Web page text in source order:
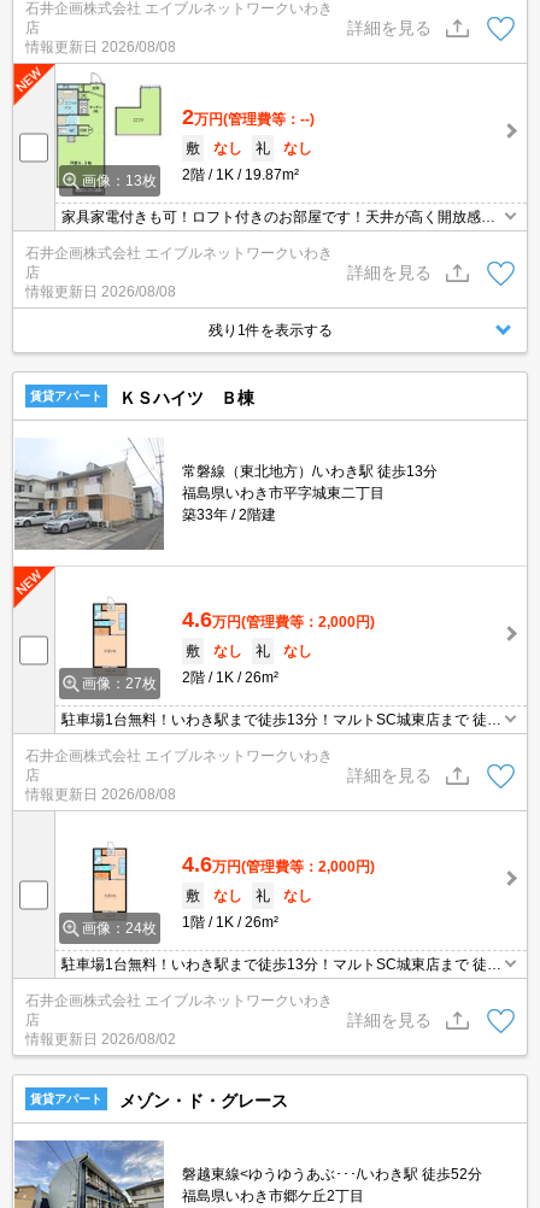
石井企画株式会社 エイブルネットワークいわき
店
情報更新日 2026/08/08
詳細を見る
画像：13枚
2万円(管理費等：--)
敷
なし 礼
なし
2階
1K 19.87m²
家具家電付きも可！ロフト付きのお部屋です！天井が高く開放感が
あります。ローソンいわき小名浜林城店まで徒歩7分！
石井企画株式会社 エイブルネットワークいわき
店
情報更新日 2026/08/08
詳細を見る
残り1件を表示する
賃貸アパート ＫＳハイツ Ｂ棟
常磐線（東北地方）/いわき駅 徒歩13分
福島県いわき市平字城東二丁目
築33年
2階建
画像：27枚
4.6万円(管理費等：2,000円)
敷
なし 礼
なし
2階
1K 26m²
駐車場1台無料！いわき駅まで徒歩13分！マルトSC城東店まで 徒歩
6分！ファミリーマートいわき平大工町店 まで徒歩7分！東日本国際
大学の学生さんにもお勧めです。
石井企画株式会社 エイブルネットワークいわき
店
情報更新日 2026/08/08
詳細を見る
画像：24枚
4.6万円(管理費等：2,000円)
敷
なし 礼
なし
1階
1K 26m²
駐車場1台無料！いわき駅まで徒歩13分！マルトSC城東店まで 徒歩
6分！ファミリーマートいわき平大工町店 まで徒歩7分！東日本国際
大学の学生さんにもお勧めです。
石井企画株式会社 エイブルネットワークいわき
店
情報更新日 2026/08/02
詳細を見る
賃貸アパート メゾン・ド・グレース
磐越東線<ゆうゆうあぶ･･･/いわき駅 徒歩52分
福島県いわき市郷ケ丘2丁目